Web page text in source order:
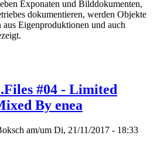
Exponaten und Bilddokumenten,
dokumentieren, werden Objekte
Eigenproduktionen und auch
#04 - Limited
By enea
am/um Di, 21/11/2017 - 18:33